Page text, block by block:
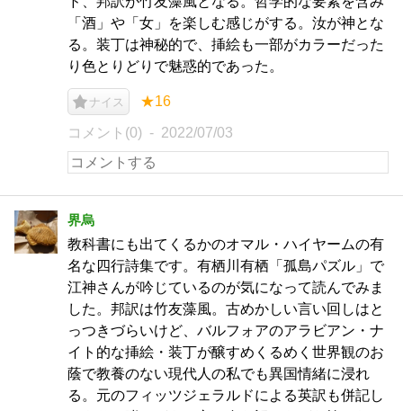
「酒」や「女」を楽しむ感じがする。汝が神とな
る。装丁は神秘的で、挿絵も一部がカラーだった
り色とりどりで魅惑的であった。
ナイス ★16
コメント(0) 2022/07/03
界烏
教科書にも出てくるかのオマル・ハイヤームの有
名な四行詩集です。有栖川有栖「孤島パズル」で
江神さんが吟じているのが気になって読んでみま
した。邦訳は竹友藻風。古めかしい言い回しはと
っつきづらいけど、バルフォアのアラビアン・ナ
イト的な挿絵・装丁が醸すめくるめく世界観のお
蔭で教養のない現代人の私でも異国情緒に浸れ
る。元のフィッツジェラルドによる英訳も併記し